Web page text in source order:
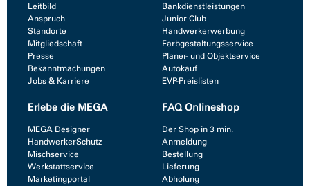
Leitbild
Anspruch
Standorte
Mitgliedschaft
Presse
Bekanntmachungen
Jobs & Karriere
Bankdienstleistungen
Junior Club
Handwerkerwerbung
Farbgestaltungsservice
Planer- und Objektservice
Autokauf
EVP-Preislisten
Erlebe die MEGA
MEGA Designer
HandwerkerSchutz
Mischservice
Werkstattservice
Marketingportal
FAQ Onlineshop
Der Shop in 3 min.
Anmeldung
Bestellung
Lieferung
Abholung